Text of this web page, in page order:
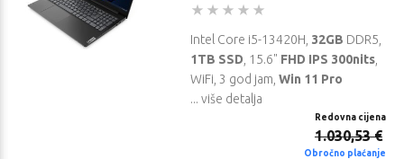
Intel Core i5-13420H, 32GB DDR5,
1TB SSD , 15.6" FHD IPS 300nits
WiFi, 3 god jam,Win 11 Pro
... više detalja
Redovna cijena
1.030,53 €
Obročno plaćanje